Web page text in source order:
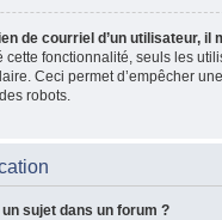
de courriel d’un utilisateur, il
cette fonctionnalité, seuls les
Ceci permet d’empêcher
robots.
sujet dans un forum ?